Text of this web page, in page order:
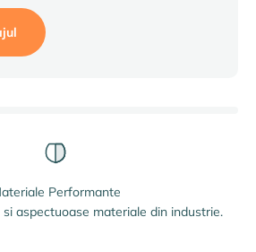
Performante
aspectuoase materiale din industrie.